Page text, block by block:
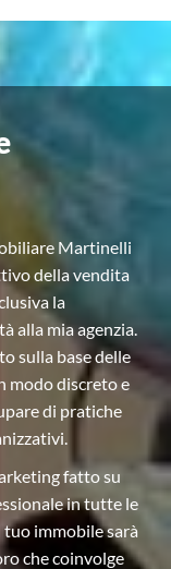
Martinelli
della vendita
la
alla mia agenzia.
sulla base delle
modo discreto e
di pratiche
fatto su
in tutte le
immobile sarà
che coinvolge